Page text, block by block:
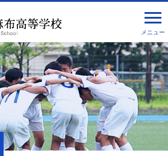
メニュー